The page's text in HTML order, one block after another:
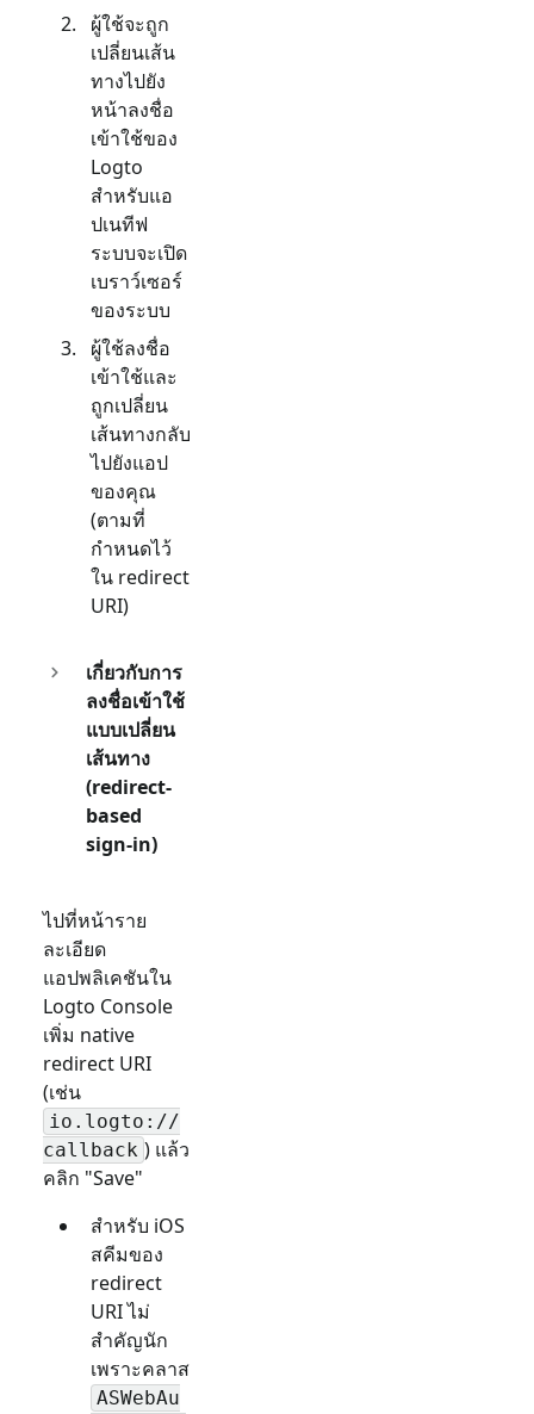
ผู้ใช้จะถูก
เปลี่ยนเส้น
ทางไปยัง
หน้าลงชื่อ
เข้าใช้ของ
Logto
สำหรับแอ
ปเนทีฟ
ระบบจะเปิด
เบราว์เซอร์
ของระบบ
ผู้ใช้ลงชื่อ
เข้าใช้และ
ถูกเปลี่ยน
เส้นทางกลับ
ไปยังแอป
ของคุณ
(ตามที่
กำหนดไว้
ใน redirect
URI)
เกี่ยวกับการ
ลงชื่อเข้าใช้
แบบเปลี่ยน
เส้นทาง
(redirect-
based
sign-in)
ไปที่หน้าราย
ละเอียด
แอปพลิเคชันใน
Logto Console
เพิ่ม native
redirect URI
(เช่น
io.logto://
callback ) แล้ว
คลิก "Save"
สำหรับ iOS
สคีมของ
redirect
URI ไม่
สำคัญนัก
เพราะคลาส
ASWebAu